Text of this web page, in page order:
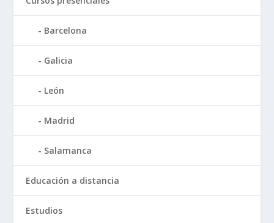
Barcelona
Galicia
León
Madrid
Salamanca
Educación a distancia
Estudios